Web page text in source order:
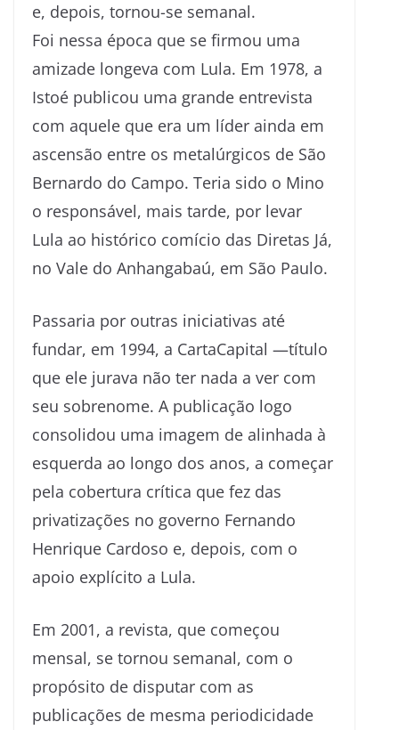
e, depois, tornou-se semanal.
Foi nessa época que se firmou uma
amizade longeva com Lula. Em 1978, a
Istoé publicou uma grande entrevista
com aquele que era um líder ainda em
ascensão entre os metalúrgicos de São
Bernardo do Campo. Teria sido o Mino
o responsável, mais tarde, por levar
Lula ao histórico comício das Diretas Já,
no Vale do Anhangabaú, em São Paulo.
Passaria por outras iniciativas até
fundar, em 1994, a CartaCapital —título
que ele jurava não ter nada a ver com
seu sobrenome. A publicação logo
consolidou uma imagem de alinhada à
esquerda ao longo dos anos, a começar
pela cobertura crítica que fez das
privatizações no governo Fernando
Henrique Cardoso e, depois, com o
apoio explícito a Lula.
Em 2001, a revista, que começou
mensal, se tornou semanal, com o
propósito de disputar com as
publicações de mesma periodicidade